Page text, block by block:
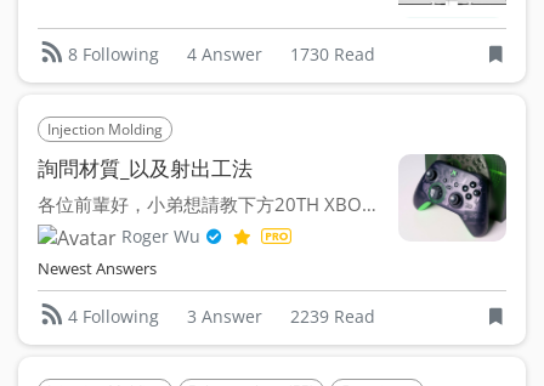
8 Following 4 Answer 1730 Read
Injection Molding
詢問材質_以及射出工法
各位前輩好，小弟想請教下方20TH XBOX的把手正面的霧...
Roger Wu
Newest Answers
4 Following 3 Answer 2239 Read